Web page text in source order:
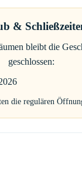
&
bleibt die
geschlossen:
die regulären